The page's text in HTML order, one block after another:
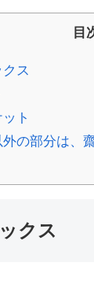
目
ス
ト
の部分は、
クス